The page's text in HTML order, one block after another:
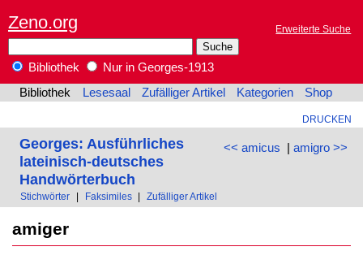
Zeno.org Erweiterte Suche
Bibliothek
Nur in Georges-1913
Bibliothek
Lesesaal Zufälliger Artikel Kategorien Shop
DRUCKEN
<< amicus | amigro >>
Georges: Ausführliches
lateinisch-deutsches
Handwörterbuch
Stichwörter Faksimiles Zufälliger Artikel
amiger